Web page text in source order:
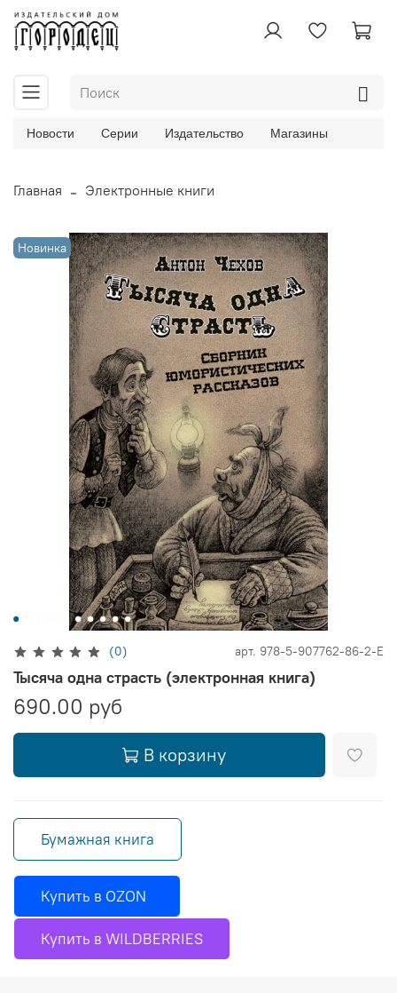
Новости Серии Издательство Магазины
Главная Электронные книги
Новинка
(0) арт. 978-5-907762-86-2-E
Тысяча одна страсть (электронная книга)
690.00 руб
В корзину
Бумажная книга
Купить в OZON
Купить в WILDBERRIES